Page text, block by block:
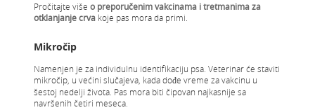
Pročitajte više o preporučenim vakcinama i tretmanima za
otklanjanje crva koje pas mora da primi.
Mikročip
Namenjen je za individulnu identifikaciju psa. Veterinar će staviti
mikročip, u većini slučajeva, kada dođe vreme za vakcinu u
šestoj nedelji života. Pas mora biti čipovan najkasnije sa
navršenih četiri meseca.